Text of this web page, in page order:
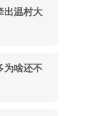
出温村大
为啥还不